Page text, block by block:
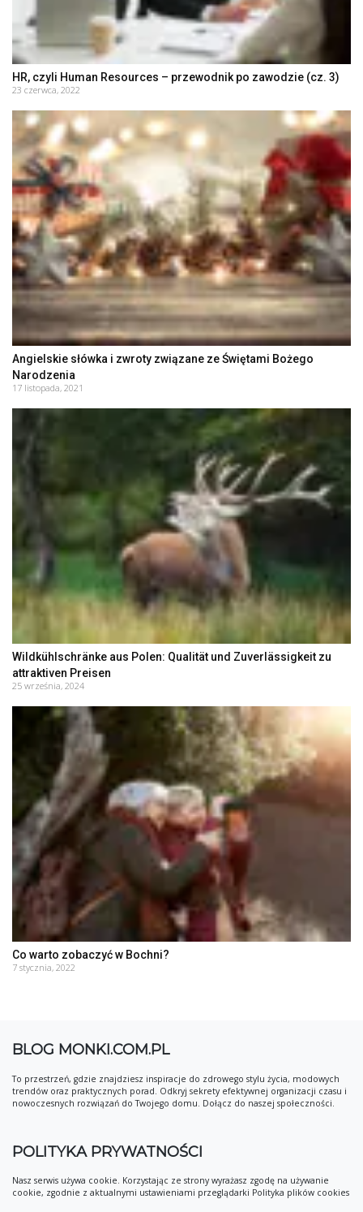
HR, czyli Human Resources – przewodnik po zawodzie (cz. 3)
23 czerwca, 2022
Angielskie słówka i zwroty związane ze Świętami Bożego
Narodzenia
17 listopada, 2021
Wildkühlschränke aus Polen: Qualität und Zuverlässigkeit zu
attraktiven Preisen
25 września, 2024
Co warto zobaczyć w Bochni?
7 stycznia, 2022
BLOG MONKI.COM.PL
To przestrzeń, gdzie znajdziesz inspiracje do zdrowego stylu życia, modowych
trendów oraz praktycznych porad. Odkryj sekrety efektywnej organizacji czasu i
nowoczesnych rozwiązań do Twojego domu. Dołącz do naszej społeczności.
POLITYKA PRYWATNOŚCI
Nasz serwis używa cookie. Korzystając ze strony wyrażasz zgodę na używanie
cookie, zgodnie z aktualnymi ustawieniami przeglądarki Polityka plików cookies